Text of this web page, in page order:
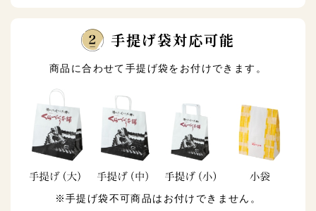
手提げ袋対応可能
商品に合わせて手提げ袋をお付けできます。
※手提げ袋不可商品はお付けできません。